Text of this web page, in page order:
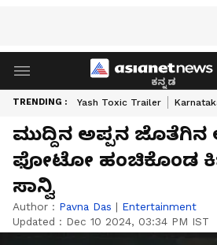
ಕನ್ನಡ
TRENDING : Yash Toxic Trailer
ಮುದ್ದಿನ ಅಪ್ಪನ
ಫೋಟೋ ಹಂಚಿಕೊಂಡ
ಸಾನ್ವಿ
Author : Pavna Das | Entertainment
Updated : Dec 10 2024, 03:34 PM IST